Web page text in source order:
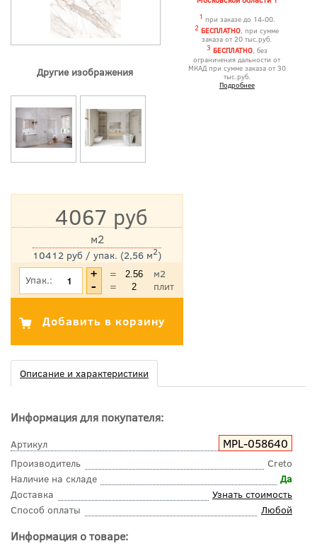
Другие изображения
1 при заказе до 14-00.
2 БЕСПЛАТНО, при сумме
заказа от 20 тыс.руб.
3 БЕСПЛАТНО, без
ограничения дальности от
МКАД при сумме заказа от 30
тыс.руб.
Подробнее
4067 руб
10412 руб / упак. (2,56 м2)
м2
*Цена указана с учетом НДС
Упак.: =
м2
=
плит
Описание и характеристики
Информация для покупателя:
Артикул MPL-058640
Производитель
Creto
Наличие на складе
Да
Доставка
Узнать стоимость
Способ оплаты
Любой
Информация о товаре: